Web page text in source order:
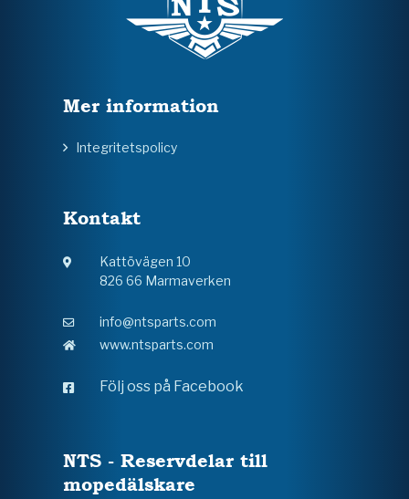
Mer information
Integritetspolicy
Kontakt
Kattövägen 10
826 66 Marmaverken
info@ntsparts.com
www.ntsparts.com
Följ oss på Facebook
NTS - Reservdelar till
mopedälskare